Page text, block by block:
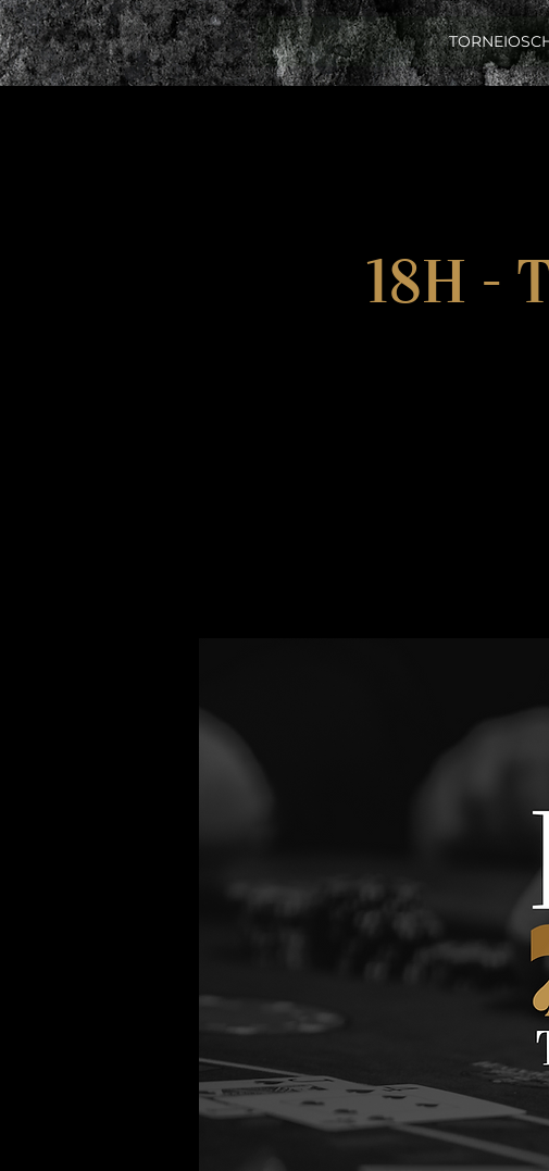
TORNEIOS
18H -